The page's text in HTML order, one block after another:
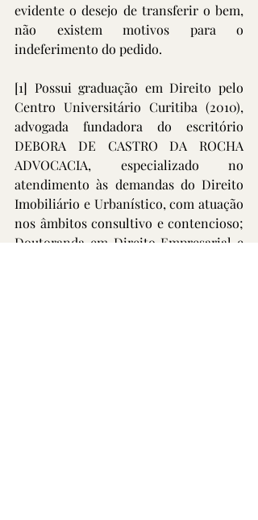
evidente o desejo de transferir o bem,
não existem motivos para o
indeferimento do pedido.
[1] Possui graduação em Direito pelo
Centro Universitário Curitiba (2010),
advogada fundadora do escritório
DEBORA DE CASTRO DA ROCHA
ADVOCACIA, especializado no
atendimento às demandas do Direito
Imobiliário e Urbanístico, com atuação
nos âmbitos consultivo e contencioso;
Doutoranda em Direito Empresarial e